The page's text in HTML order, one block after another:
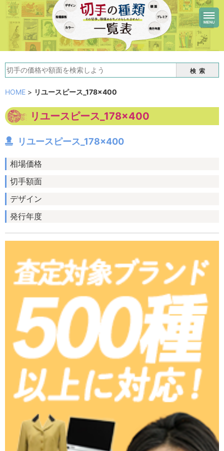
検索
HOME > リユースピース_178×400
リユースピース_178×400
リユースピース_178×400
相場価格
切手額面
デザイン
発行年度